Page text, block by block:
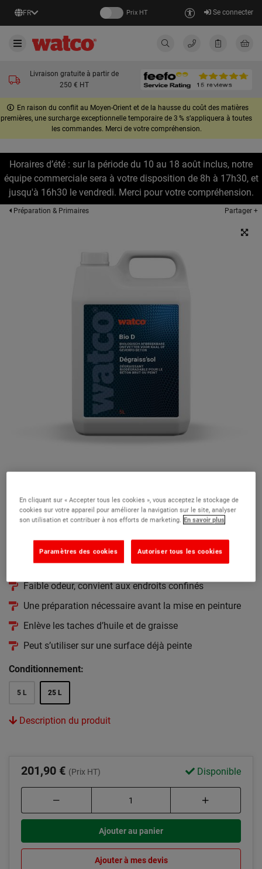
FR Prix HT Se connecter
Livraison gratuite à partir de
250 € HT
En raison du conflit au Moyen-Orient et de la hausse du coût des matières
premières, une surcharge exceptionnelle temporaire de 3 % s’appliquera à toutes
les commandes. Merci de votre compréhension.
Horaires d’été : sur la période du 10 au 18 août inclus, notre
équipe commerciale sera à votre disposition de 8h à 17h30, et
jusqu'à 16h30 le vendredi. Merci pour votre compréhension.
Préparation & Primaires Partager +
Dégraiss'sol
(46)
Dégraissant biodégradable pour les sols en béton
Faible odeur, convient aux endroits confinés
Une préparation nécessaire avant la mise en peinture
Enlève les taches d’huile et de graisse
Peut s’utiliser sur une surface déjà peinte
Conditionnement:
5 L 25 L
Description du produit
201,90 € (Prix HT) Disponible
Ajouter au panier
Ajouter à mes devis
En cliquant sur « Accepter tous les cookies », vous acceptez le stockage de
cookies sur votre appareil pour améliorer la navigation sur le site, analyser
son utilisation et contribuer à nos efforts de marketing. En savoir plus
Autoriser tous les cookies
Paramètres des cookies